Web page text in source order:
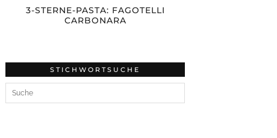
3-STERNE-PASTA: FAGOTELLI
CARBONARA
STICHWORTSUCHE